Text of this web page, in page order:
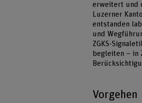
erweitert und
Luzerner
entstanden
und
ZGKS-
begleiten – in
Vorgehen